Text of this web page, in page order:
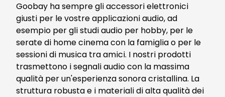
Goobay ha sempre gli accessori elettronici
giusti per le vostre applicazioni audio, ad
esempio per gli studi audio per hobby, per le
serate di home cinema con la famiglia o per le
sessioni di musica tra amici. I nostri prodotti
trasmettono i segnali audio con la massima
qualità per un'esperienza sonora cristallina. La
struttura robusta e i materiali di alta qualità dei